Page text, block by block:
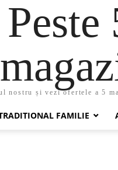
nostru și vezi ofertele a 5
FAMILIE